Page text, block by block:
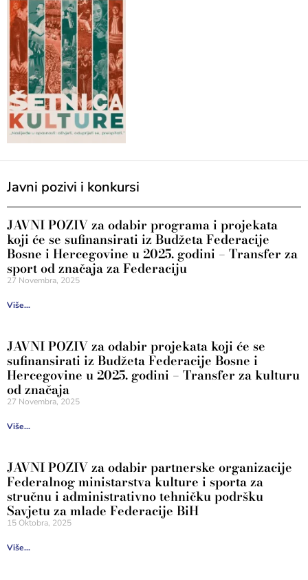
Javni pozivi i konkursi
JAVNI POZIV za odabir programa i projekata
koji će se sufinansirati iz Budžeta Federacije
Bosne i Hercegovine u 2025. godini – Transfer za
sport od značaja za Federaciju
27 Novembra, 2025
Više...
JAVNI POZIV za odabir projekata koji će se
sufinansirati iz Budžeta Federacije Bosne i
Hercegovine u 2025. godini – Transfer za kulturu
od značaja
27 Novembra, 2025
Više...
JAVNI POZIV za odabir partnerske organizacije
Federalnog ministarstva kulture i sporta za
stručnu i administrativno tehničku podršku
Savjetu za mlade Federacije BiH
15 Oktobra, 2025
Više...